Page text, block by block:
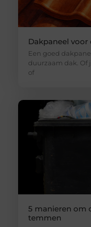
Dakpaneel voor
Een goed
duurzaam dak. Of
of
5 manieren om
temmen